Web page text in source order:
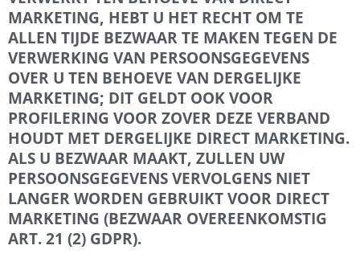
MARKETING, HEBT U HET RECHT OM TE
ALLEN TIJDE BEZWAAR TE MAKEN TEGEN DE
VERWERKING VAN PERSOONSGEGEVENS
OVER U TEN BEHOEVE VAN DERGELIJKE
MARKETING; DIT GELDT OOK VOOR
PROFILERING VOOR ZOVER DEZE VERBAND
HOUDT MET DERGELIJKE DIRECT MARKETING.
ALS U BEZWAAR MAAKT, ZULLEN UW
PERSOONSGEGEVENS VERVOLGENS NIET
LANGER WORDEN GEBRUIKT VOOR DIRECT
MARKETING (BEZWAAR OVEREENKOMSTIG
ART. 21 (2) GDPR).